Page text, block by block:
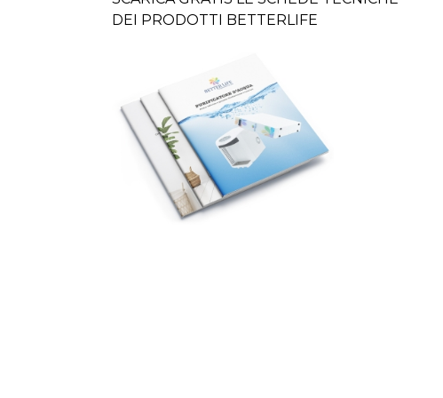
DEI PRODOTTI BETTERLIFE